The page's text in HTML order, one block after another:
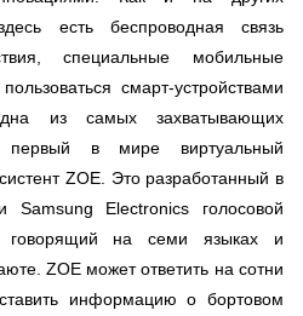
есть беспроводная связь
специальные мобильные
смарт-устройствами
из самых захватывающих
первый в мире виртуальный
ZOE. Это разработанный в
Samsung Electronics голосовой
говорящий на семи языках и
ZOE может ответить на сотни
информацию о бортовом